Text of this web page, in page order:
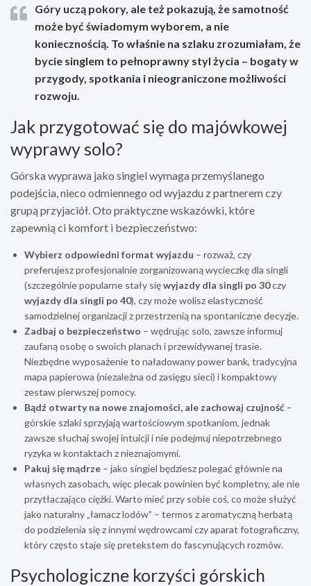
Góry uczą pokory, ale też pokazują, że samotność
może być świadomym wyborem, a nie
koniecznością. To właśnie na szlaku zrozumiałam, że
bycie singlem to pełnoprawny styl życia – bogaty w
przygody, spotkania i nieograniczone możliwości
rozwoju.
Jak przygotować się do majówkowej
wyprawy solo?
Górska wyprawa jako singiel wymaga przemyślanego
podejścia, nieco odmiennego od wyjazdu z partnerem czy
grupą przyjaciół. Oto praktyczne wskazówki, które
zapewnią ci komfort i bezpieczeństwo:
Wybierz odpowiedni format wyjazdu – rozważ, czy
preferujesz profesjonalnie zorganizowaną wycieczkę dla singli
(szczególnie popularne stały sięwyjazdy dla singli po 30czy
wyjazdy dla singli po 40), czy może wolisz elastyczność
samodzielnej organizacji z przestrzenią na spontaniczne decyzje.
Zadbaj o bezpieczeństwo – wędrując solo, zawsze informuj
zaufaną osobę o swoich planach i przewidywanej trasie.
Niezbędne wyposażenie to naładowany power bank, tradycyjna
mapa papierowa (niezależna od zasięgu sieci) i kompaktowy
zestaw pierwszej pomocy.
Bądź otwarty na nowe znajomości, ale zachowaj czujność –
górskie szlaki sprzyjają wartościowym spotkaniom, jednak
zawsze słuchaj swojej intuicji i nie podejmuj niepotrzebnego
ryzyka w kontaktach z nieznajomymi.
Pakuj się mądrze – jako singiel będziesz polegać głównie na
własnych zasobach, więc plecak powinien być kompletny, ale nie
przytłaczająco ciężki. Warto mieć przy sobie coś, co może służyć
jako naturalny „łamacz lodów” – termos z aromatyczną herbatą
do podzielenia się z innymi wędrowcami czy aparat fotograficzny,
który często staje się pretekstem do fascynujących rozmów.
Psychologiczne korzyści górskich